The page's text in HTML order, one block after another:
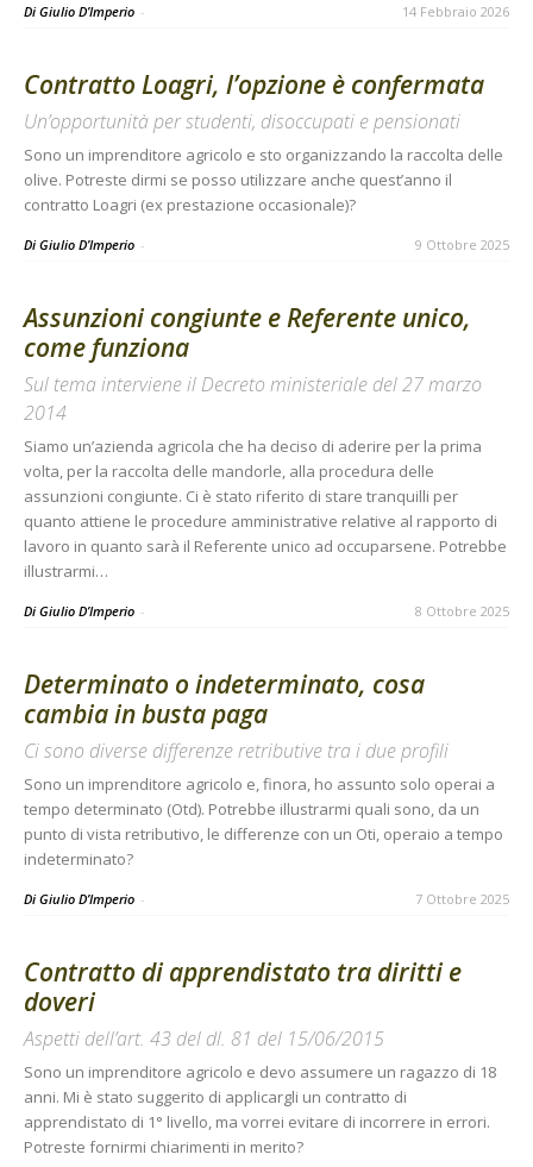
Di Giulio D’Imperio - 14 Febbraio 2026
Contratto Loagri, l’opzione è confermata
Un’opportunità per studenti, disoccupati e pensionati
Sono un imprenditore agricolo e sto organizzando la raccolta delle
olive. Potreste dirmi se posso utilizzare anche quest’anno il
contratto Loagri (ex prestazione occasionale)?
Di Giulio D’Imperio - 9 Ottobre 2025
Assunzioni congiunte e Referente unico,
come funziona
Sul tema interviene il Decreto ministeriale del 27 marzo
2014
Siamo un’azienda agricola che ha deciso di aderire per la prima
volta, per la raccolta delle mandorle, alla procedura delle
assunzioni congiunte. Ci è stato riferito di stare tranquilli per
quanto attiene le procedure amministrative relative al rapporto di
lavoro in quanto sarà il Referente unico ad occuparsene. Potrebbe
illustrarmi…
Di Giulio D’Imperio - 8 Ottobre 2025
Determinato o indeterminato, cosa
cambia in busta paga
Ci sono diverse differenze retributive tra i due profili
Sono un imprenditore agricolo e, finora, ho assunto solo operai a
tempo determinato (Otd). Potrebbe illustrarmi quali sono, da un
punto di vista retributivo, le differenze con un Oti, operaio a tempo
indeterminato?
Di Giulio D’Imperio - 7 Ottobre 2025
Contratto di apprendistato tra diritti e
doveri
Aspetti dell’art. 43 del dl. 81 del 15/06/2015
Sono un imprenditore agricolo e devo assumere un ragazzo di 18
anni. Mi è stato suggerito di applicargli un contratto di
apprendistato di 1° livello, ma vorrei evitare di incorrere in errori.
Potreste fornirmi chiarimenti in merito?